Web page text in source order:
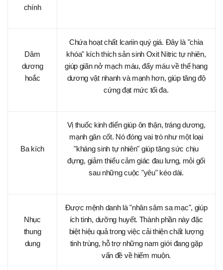
chính
Dâm
dương
hoắc
Chứa hoạt chất Icariin quý giá. Đây là "chìa
khóa" kích thích sản sinh Oxit Nitric tự nhiên,
giúp giãn nở mạch máu, đẩy máu về thể hang
dương vật nhanh và mạnh hơn, giúp tăng độ
cứng đạt mức tối đa.
Ba kích
Vị thuốc kinh điển giúp ôn thận, tráng dương,
mạnh gân cốt. Nó đóng vai trò như một loại
"kháng sinh tự nhiên" giúp tăng sức chịu
đựng, giảm thiểu cảm giác đau lưng, mỏi gối
sau những cuộc "yêu" kéo dài.
Nhục
thung
dung
Được mệnh danh là "nhân sâm sa mạc", giúp
ích tinh, dưỡng huyết. Thành phần này đặc
biệt hiệu quả trong việc cải thiện chất lượng
tinh trùng, hỗ trợ những nam giới đang gặp
vấn đề về hiếm muộn.